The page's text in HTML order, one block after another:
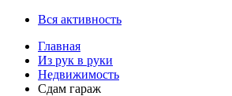
Вся активность
Главная
Из рук в руки
Недвижимость
Сдам гараж